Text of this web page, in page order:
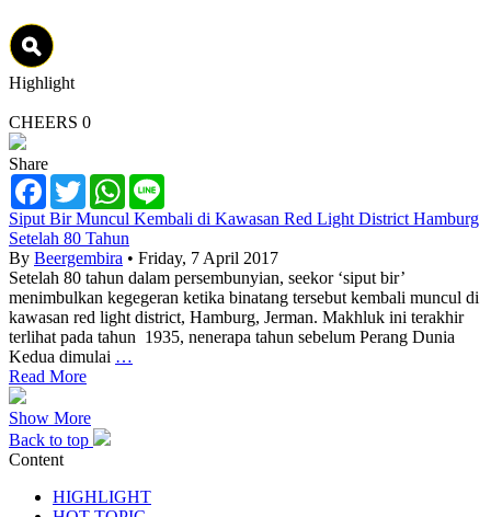
Highlight
CHEERS 0
Share
FacebookTwitterWhatsApp
Siput Bir Muncul Kembali di Kawasan Red Light District Hamburg
Setelah 80 Tahun
By Beergembira • Friday, 7 April 2017
Setelah 80 tahun dalam persembunyian, seekor ‘siput bir’
menimbulkan kegegeran ketika binatang tersebut kembali muncul di
kawasan red light district, Hamburg, Jerman. Makhluk ini terakhir
terlihat pada tahun 1935, nenerapa tahun sebelum Perang Dunia
Kedua dimulai …
Read More
Show More
Back to top
Content
HIGHLIGHT